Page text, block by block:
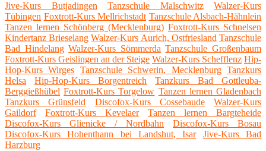
Jive-Kurs Butjadingen Tanzschule Malschwitz
Walzer-Kurs
Tübingen Foxtrott-Kurs Mellrichstadt Tanzschule Alsbach-Hähnlein
Tanzen lernen Schönberg (Mecklenburg) Foxtrott-Kurs Schnelsen
Kindertanz Brieselang Walzer-Kurs Aurich, Ostfriesland Tanzschule
Bad Hindelang Walzer-Kurs Sömmerda Tanzschule Großenbaum
Foxtrott-Kurs Geislingen an der Steige Walzer-Kurs Schefflenz Hip-
Hop-Kurs Wirges Tanzschule Schwerin, Mecklenburg Tanzkurs
Helsa
Hip-Hop-Kurs Borgentreich
Tanzkurs Bad Gottleuba-
Berggießhübel Foxtrott-Kurs Torgelow Tanzen lernen Gladenbach
Tanzkurs Grünsfeld
Discofox-Kurs Cossebaude
Walzer-Kurs
Gaildorf
Foxtrott-Kurs Kevelaer
Tanzen lernen Bargteheide
Discofox-Kurs Glienicke / Nordbahn
Discofox-Kurs Bosau
Discofox-Kurs Hohenthann bei Landshut, Isar
Jive-Kurs Bad
Harzburg